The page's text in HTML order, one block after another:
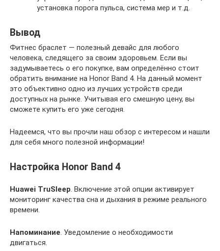
установка порога пульса, система мер и т.д.
Вывод
Фитнес браслет — полезный девайс для любого
человека, следящего за своим здоровьем. Если вы
задумываетесь о его покупке, вам определённо стоит
обратить внимание на Honor Band 4. На данный момент
это объективно одно из лучших устройств среди
доступных на рынке. Учитывая его смешную цену, вы
сможете купить его уже сегодня.
Надеемся, что вы прочли наш обзор с интересом и нашли
для себя много полезной информации!
Настройка Honor Band 4
Huawei TruSleep. Включение этой опции активирует
мониторинг качества сна и дыхания в режиме реального
времени.
Напоминание. Уведомление о необходимости
двигаться.